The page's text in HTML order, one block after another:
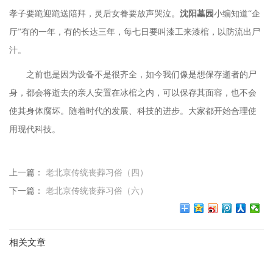
孝子要跪迎跪送陪拜，灵后女眷要放声哭泣。 沈阳墓园小编知道“企
厅”有的一年，有的长达三年，每七日要叫漆工来漆棺，以防流出尸
汁。
之前也是因为设备不是很齐全，如今我们像是想保存逝者的尸
身，都会将逝去的亲人安置在冰棺之内，可以保存其面容，也不会
使其身体腐坏。随着时代的发展、科技的进步。大家都开始合理使
用现代科技。
上一篇： 老北京传统丧葬习俗（四）
下一篇： 老北京传统丧葬习俗（六）
相关文章